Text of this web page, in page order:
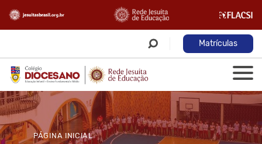
Matrículas
PÁGINA INICIAL